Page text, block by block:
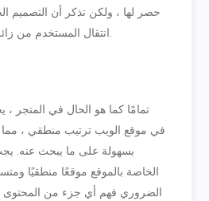
حصر لها ، ولكن تذكر أن التصميم
انتقال المستخدم من زائر بسيط إلى عميل جديد.
تمامًا كما هو الحال في
في موقع الويب ترتيب منطقي ، مما
بسهولة على ما يبحث عنه.
الخاصة بالموقع موقعًا منطقيًا
الضروري فهم أي جزء من المحتوى